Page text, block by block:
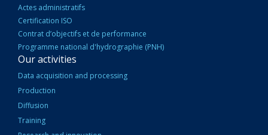
Actes administratifs
Certification ISO
Contrat d’objectifs et de performance
Programme national d'hydrographie (PNH)
Our activities
Data acquisition and processing
Production
Diffusion
Training